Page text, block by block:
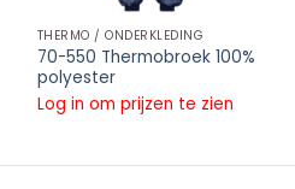
THERMO / ONDERKLEDING
70-550 Thermobroek 100%
polyester
Log in om prijzen te zien